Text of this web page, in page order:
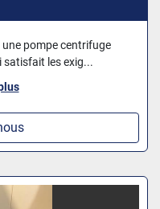
une pompe centrifuge
satisfait les exig...